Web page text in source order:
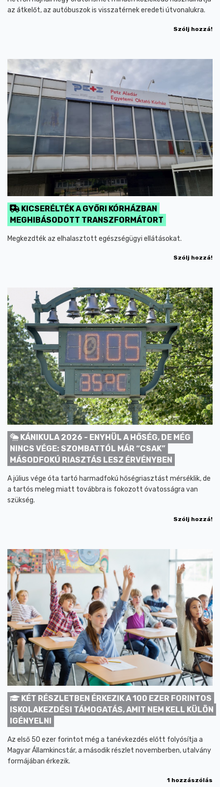
az átkelőt, az autóbuszok is visszatérnek eredeti útvonalukra.
Szólj hozzá!
KICSERÉLTÉK A GYŐRI KÓRHÁZBAN
MEGHIBÁSODOTT TRANSZFORMÁTORT
Megkezdték az elhalasztott egészségügyi ellátásokat.
Szólj hozzá!
KÁNIKULA 2026 - ENYHÜL A HŐSÉG, DE MÉG
NINCS VÉGE: SZOMBATTÓL MÁR “CSAK”
MÁSODFOKÚ RIASZTÁS LESZ ÉRVÉNYBEN
A július vége óta tartó harmadfokú hőségriasztást mérséklik, de
a tartós meleg miatt továbbra is fokozott óvatosságra van
szükség.
Szólj hozzá!
KÉT RÉSZLETBEN ÉRKEZIK A 100 EZER FORINTOS
ISKOLAKEZDÉSI TÁMOGATÁS, AMIT NEM KELL KÜLÖN
IGÉNYELNI
Az első 50 ezer forintot még a tanévkezdés előtt folyósítja a
Magyar Államkincstár, a második részlet novemberben, utalvány
formájában érkezik.
1 hozzászólás